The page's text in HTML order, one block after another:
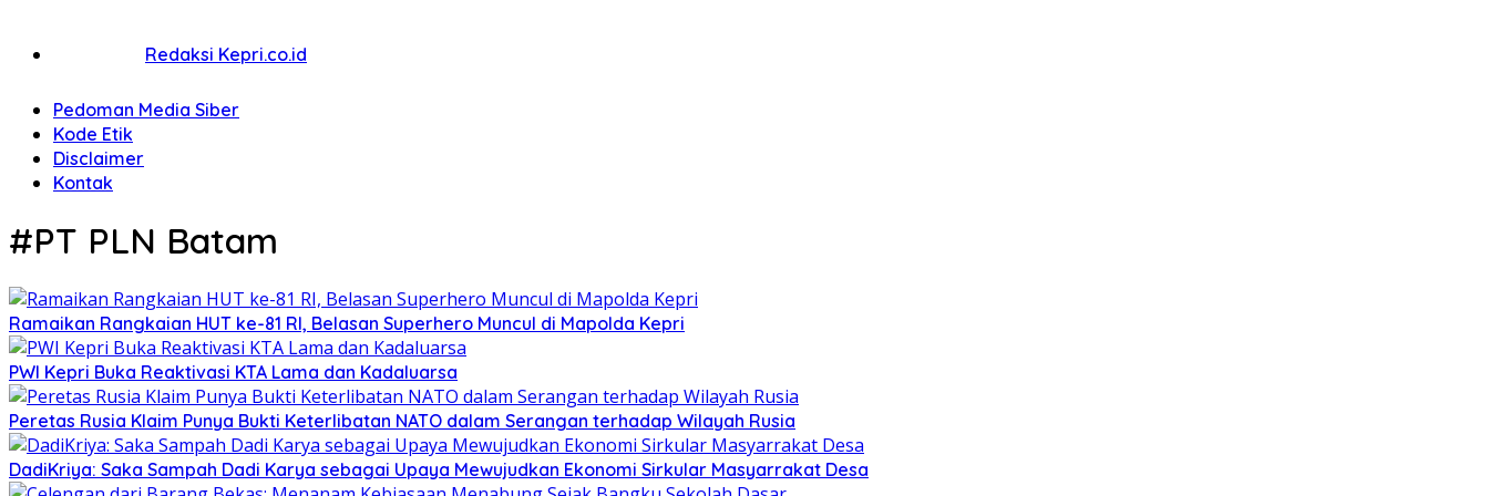
Redaksi Kepri.co.id
Pedoman Media Siber
Kode Etik
Disclaimer
Kontak
#PT PLN Batam
Ramaikan Rangkaian HUT ke-81 RI, Belasan Superhero Muncul di Mapolda Kepri
PWI Kepri Buka Reaktivasi KTA Lama dan Kadaluarsa
Peretas Rusia Klaim Punya Bukti Keterlibatan NATO dalam Serangan terhadap Wilayah Rusia
DadiKriya: Saka Sampah Dadi Karya sebagai Upaya Mewujudkan Ekonomi Sirkular Masyarrakat Desa